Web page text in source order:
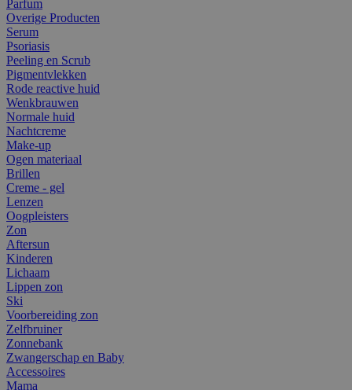
Parfum
Overige Producten
Serum
Psoriasis
Peeling en Scrub
Pigmentvlekken
Rode reactive huid
Wenkbrauwen
Normale huid
Nachtcreme
Make-up
Ogen materiaal
Brillen
Creme - gel
Lenzen
Oogpleisters
Zon
Aftersun
Kinderen
Lichaam
Lippen zon
Ski
Voorbereiding zon
Zelfbruiner
Zonnebank
Zwangerschap en Baby
Accessoires
Mama